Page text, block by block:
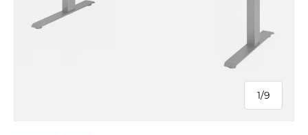
1/
von
9